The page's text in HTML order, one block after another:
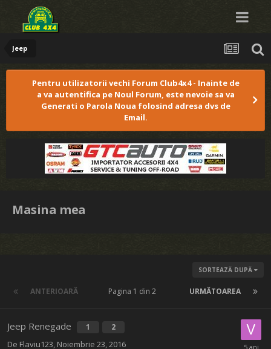
Jeep
Pentru utilizatorii vechi Forum Club4x4 - Inainte de
a va autentifica pe Noul Forum, este nevoie sa va
Generati o Parola Noua folosind adresa dvs de
Email.
Masina mea
SORTEAZĂ DUPĂ
ANTERIOARĂ URMĂTOAREA
Pagina 1 din 2
Jeep Renegade 1 2
De Flaviu123 Noiembrie 23, 2016